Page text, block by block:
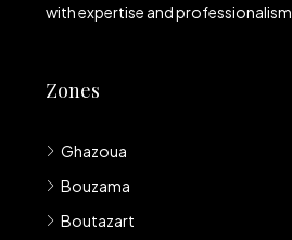
with expertise and professionalism.
Zones
Ghazoua
Bouzama
Boutazart